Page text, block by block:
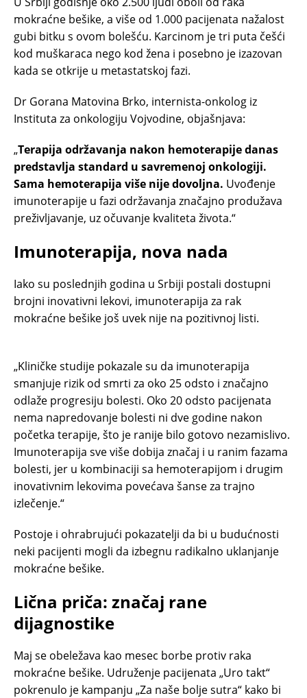
mokraćne bešike, a više od 1.000 pacijenata nažalost
gubi bitku s ovom bolešću. Karcinom je tri puta češći
kod muškaraca nego kod žena i posebno je izazovan
kada se otkrije u metastatskoj fazi.
Dr Gorana Matovina Brko, internista-onkolog iz
Instituta za onkologiju Vojvodine, objašnjava:
„Terapija održavanja nakon hemoterapije danas
predstavlja standard u savremenoj onkologiji.
Sama hemoterapija više nije dovoljna. Uvođenje
imunoterapije u fazi održavanja značajno produžava
preživljavanje, uz očuvanje kvaliteta života.“
Imunoterapija, nova nada
Iako su poslednjih godina u Srbiji postali dostupni
brojni inovativni lekovi, imunoterapija za rak
mokraćne bešike još uvek nije na pozitivnoj listi.
„Kliničke studije pokazale su da imunoterapija
smanjuje rizik od smrti za oko 25 odsto i značajno
odlaže progresiju bolesti. Oko 20 odsto pacijenata
nema napredovanje bolesti ni dve godine nakon
početka terapije, što je ranije bilo gotovo nezamislivo.
Imunoterapija sve više dobija značaj i u ranim fazama
bolesti, jer u kombinaciji sa hemoterapijom i drugim
inovativnim lekovima povećava šanse za trajno
izlečenje.“
Postoje i ohrabrujući pokazatelji da bi u budućnosti
neki pacijenti mogli da izbegnu radikalno uklanjanje
mokraćne bešike.
Lična priča: značaj rane
dijagnostike
Maj se obeležava kao mesec borbe protiv raka
mokraćne bešike. Udruženje pacijenata „Uro takt“
pokrenulo je kampanju „Za naše bolje sutra“ kako bi